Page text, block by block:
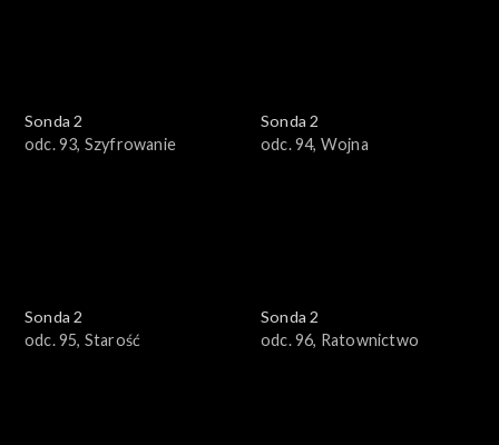
Sonda 2
odc. 93, Szyfrowanie
Sonda 2
odc. 94, Wojna
Sonda 2
odc. 95, Starość
Sonda 2
odc. 96, Ratownictwo